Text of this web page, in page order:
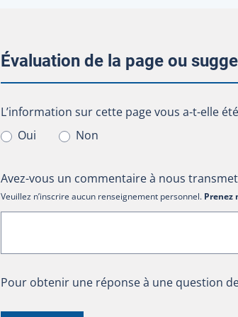
Évaluation de la page ou
L’information sur cette page vous a-t-elle
L’information sur cette page vous a-t-elle
Oui
Non
Avez-vous un commentaire à nous
Veuillez n’inscrire aucun renseignement personnel. Prenez
Pour obtenir une réponse à une question